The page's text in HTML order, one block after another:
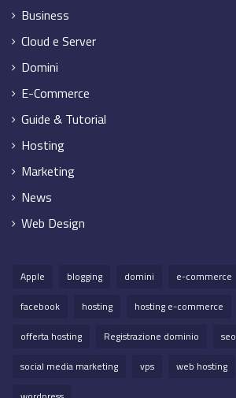
Business
Cloud e Server
Domini
E-Commerce
Guide & Tutorial
Hosting
Marketing
News
Web Design
Apple blogging domini e-commerce
facebook
hosting hosting e-commerce
offerta hosting
Registrazione dominio seo
social media marketing
vps web hosting